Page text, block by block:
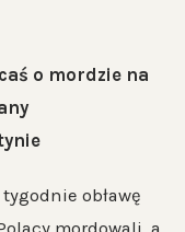
o mordzie na
obławę